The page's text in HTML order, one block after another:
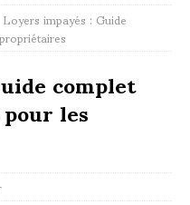
Loyers impayés : Guide
complet
les